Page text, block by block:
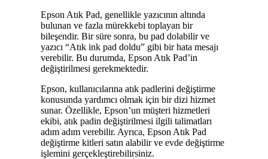
Epson Atık Pad, genellikle yazıcının altında
bulunan ve fazla mürekkebi toplayan bir
bileşendir. Bir süre sonra, bu pad dolabilir ve
yazıcı “Atık ink pad doldu” gibi bir hata mesajı
verebilir. Bu durumda, Epson Atık Pad’in
değiştirilmesi gerekmektedir.
Epson, kullanıcılarına atık padlerini değiştirme
konusunda yardımcı olmak için bir dizi hizmet
sunar. Özellikle, Epson’un müşteri hizmetleri
ekibi, atık padin değiştirilmesi ilgili talimatları
adım adım verebilir. Ayrıca, Epson Atık Pad
değiştirme kitleri satın alabilir ve evde değiştirme
işlemini gerçekleştirebilirsiniz.